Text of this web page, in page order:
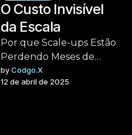
O Custo Invisível
da Escala
Por que Scale-ups Estão
Perdendo Meses de
Execução com Squads
Engessados
by Codgo.X
12 de abril de 2025